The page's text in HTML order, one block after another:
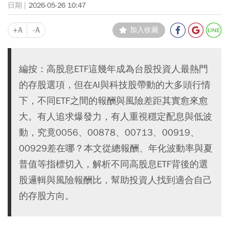
2026-05-26 10:47
+A -A 加入收藏
編按：高股息ETF這幾年成為台股投資人最熱門
的存股選項，但在AI與科技股帶動的大多頭行情
下，不同ETF之間的報酬與風險差距其實愈來愈
大。有人追求爆發力，有人重視穩定配息與低波
動，究竟0056、00878、00713、00919、
00929差在哪？本文從總報酬、年化波動率與夏
普值等指標切入，解析不同高股息ETF背後的選
股邏輯與風險報酬比，幫助投資人找到適合自己
的存股方向。